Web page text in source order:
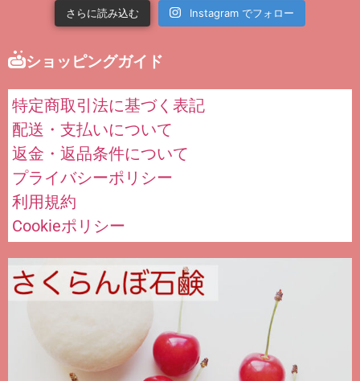
さらに読み込む Instagram でフォロー
ショッピングガイド
特定商取引法に基づく表記
配送・支払いについて
返金・返品条件について
プライバシーポリシー
利用規約
Cookieポリシー